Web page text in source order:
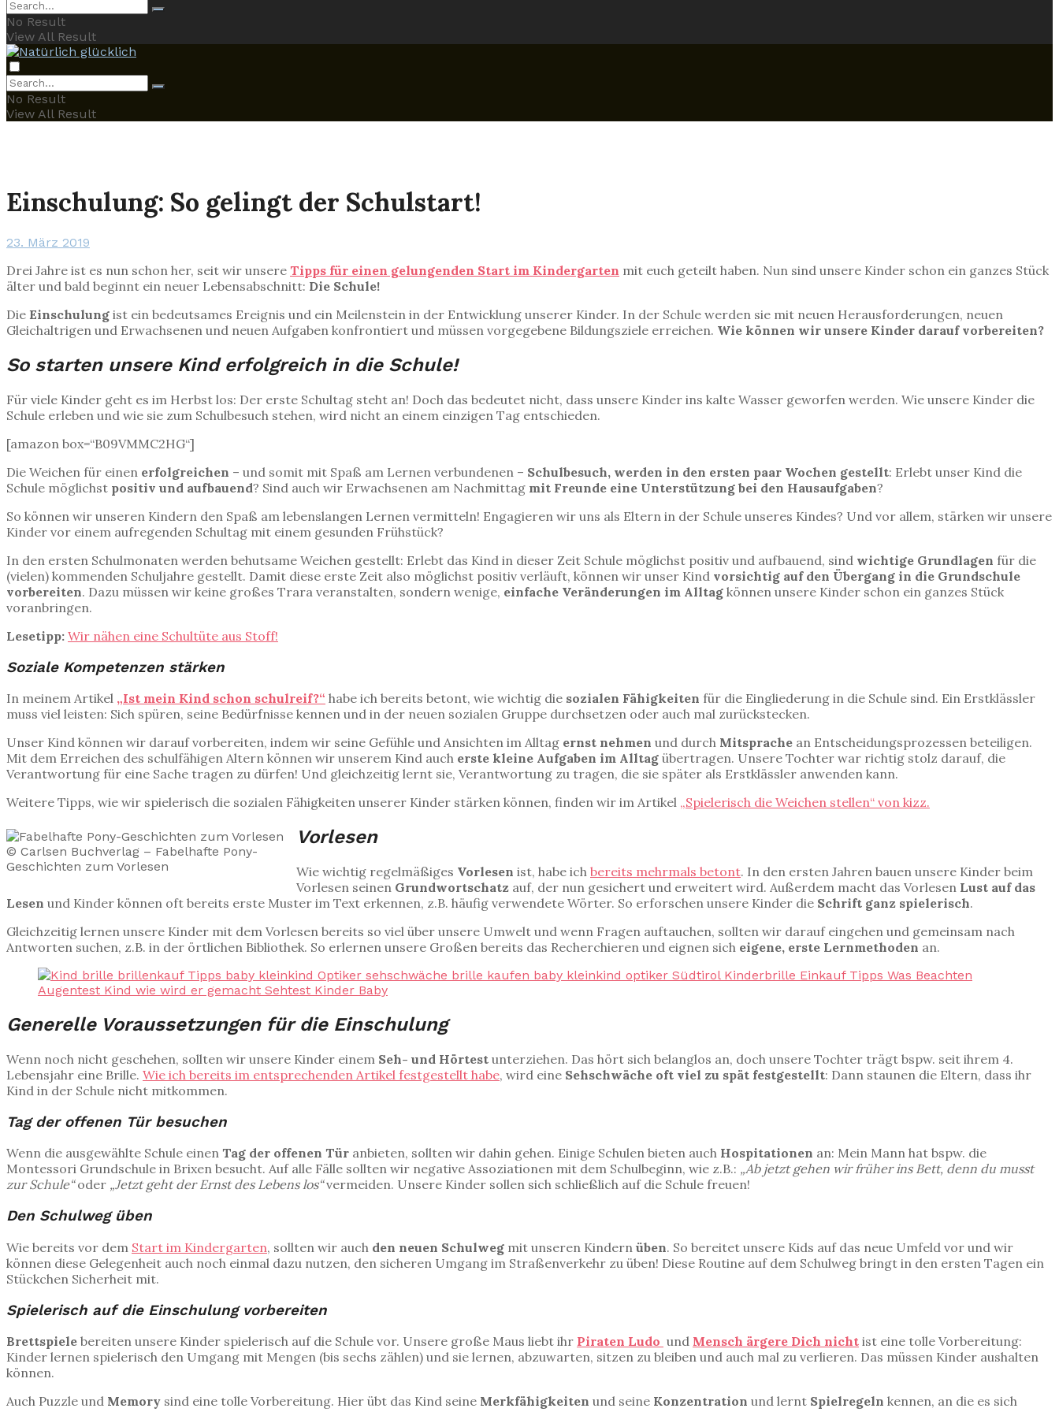
No Result
View All Result
No Result
View All Result
Einschulung: So gelingt der Schulstart!
23. März 2019
Drei Jahre ist es nun schon her, seit wir unsere Tipps für einen gelungenden Start im Kindergarten mit euch geteilt haben. Nun sind unsere Kinder schon ein ganzes Stück
älter und bald beginnt ein neuer Lebensabschnitt: Die Schule!
Die Einschulung ist ein bedeutsames Ereignis und ein Meilenstein in der Entwicklung unserer Kinder. In der Schule werden sie mit neuen Herausforderungen, neuen
Gleichaltrigen und Erwachsenen und neuen Aufgaben konfrontiert und müssen vorgegebene Bildungsziele erreichen. Wie können wir unsere Kinder darauf vorbereiten?
So starten unsere Kind erfolgreich in die Schule!
Für viele Kinder geht es im Herbst los: Der erste Schultag steht an! Doch das bedeutet nicht, dass unsere Kinder ins kalte Wasser geworfen werden. Wie unsere Kinder die
Schule erleben und wie sie zum Schulbesuch stehen, wird nicht an einem einzigen Tag entschieden.
[amazon box=“B09VMMC2HG“]
Die Weichen für einen erfolgreichen – und somit mit Spaß am Lernen verbundenen – Schulbesuch, werden in den ersten paar Wochen gestellt: Erlebt unser Kind die
Schule möglichst positiv und aufbauend? Sind auch wir Erwachsenen am Nachmittag mit Freunde eine Unterstützung bei den Hausaufgaben?
So können wir unseren Kindern den Spaß am lebenslangen Lernen vermitteln! Engagieren wir uns als Eltern in der Schule unseres Kindes? Und vor allem, stärken wir unsere
Kinder vor einem aufregenden Schultag mit einem gesunden Frühstück?
In den ersten Schulmonaten werden behutsame Weichen gestellt: Erlebt das Kind in dieser Zeit Schule möglichst positiv und aufbauend, sind wichtige Grundlagen für die
(vielen) kommenden Schuljahre gestellt. Damit diese erste Zeit also möglichst positiv verläuft, können wir unser Kind vorsichtig auf den Übergang in die Grundschule
vorbereiten. Dazu müssen wir keine großes Trara veranstalten, sondern wenige, einfache Veränderungen im Alltag können unsere Kinder schon ein ganzes Stück
voranbringen.
Lesetipp: Wir nähen eine Schultüte aus Stoff!
Soziale Kompetenzen stärken
In meinem Artikel „Ist mein Kind schon schulreif?“ habe ich bereits betont, wie wichtig die sozialen Fähigkeiten für die Eingliederung in die Schule sind. Ein Erstklässler
muss viel leisten: Sich spüren, seine Bedürfnisse kennen und in der neuen sozialen Gruppe durchsetzen oder auch mal zurückstecken.
Unser Kind können wir darauf vorbereiten, indem wir seine Gefühle und Ansichten im Alltag ernst nehmen und durch Mitsprache an Entscheidungsprozessen beteiligen.
Mit dem Erreichen des schulfähigen Altern können wir unserem Kind auch erste kleine Aufgaben im Alltag übertragen. Unsere Tochter war richtig stolz darauf, die
Verantwortung für eine Sache tragen zu dürfen! Und gleichzeitig lernt sie, Verantwortung zu tragen, die sie später als Erstklässler anwenden kann.
Weitere Tipps, wie wir spielerisch die sozialen Fähigkeiten unserer Kinder stärken können, finden wir im Artikel „Spielerisch die Weichen stellen“ von kizz.
© Carlsen Buchverlag – Fabelhafte Pony-
Geschichten zum Vorlesen
Vorlesen
Wie wichtig regelmäßiges Vorlesen ist, habe ich bereits mehrmals betont. In den ersten Jahren bauen unsere Kinder beim
Vorlesen seinen Grundwortschatz auf, der nun gesichert und erweitert wird. Außerdem macht das Vorlesen Lust auf das
Lesen und Kinder können oft bereits erste Muster im Text erkennen, z.B. häufig verwendete Wörter. So erforschen unsere Kinder die Schrift ganz spielerisch.
Gleichzeitig lernen unsere Kinder mit dem Vorlesen bereits so viel über unsere Umwelt und wenn Fragen auftauchen, sollten wir darauf eingehen und gemeinsam nach
Antworten suchen, z.B. in der örtlichen Bibliothek. So erlernen unsere Großen bereits das Recherchieren und eignen sich eigene, erste Lernmethoden an.
Generelle Voraussetzungen für die Einschulung
Wenn noch nicht geschehen, sollten wir unsere Kinder einem Seh- und Hörtest unterziehen. Das hört sich belanglos an, doch unsere Tochter trägt bspw. seit ihrem 4.
Lebensjahr eine Brille. Wie ich bereits im entsprechenden Artikel festgestellt habe, wird eine Sehschwäche oft viel zu spät festgestellt: Dann staunen die Eltern, dass ihr
Kind in der Schule nicht mitkommen.
Tag der offenen Tür besuchen
Wenn die ausgewählte Schule einen Tag der offenen Tür anbieten, sollten wir dahin gehen. Einige Schulen bieten auch Hospitationen an: Mein Mann hat bspw. die
Montessori Grundschule in Brixen besucht. Auf alle Fälle sollten wir negative Assoziationen mit dem Schulbeginn, wie z.B.: „Ab jetzt gehen wir früher ins Bett, denn du musst
zur Schule“oder „Jetzt geht der Ernst des Lebens los“vermeiden. Unsere Kinder sollen sich schließlich auf die Schule freuen!
Den Schulweg üben
Wie bereits vor dem Start im Kindergarten, sollten wir auch den neuen Schulweg mit unseren Kindern üben. So bereitet unsere Kids auf das neue Umfeld vor und wir
können diese Gelegenheit auch noch einmal dazu nutzen, den sicheren Umgang im Straßenverkehr zu üben! Diese Routine auf dem Schulweg bringt in den ersten Tagen ein
Stückchen Sicherheit mit.
Spielerisch auf die Einschulung vorbereiten
Brettspiele bereiten unsere Kinder spielerisch auf die Schule vor. Unsere große Maus liebt ihr Piraten Ludo und Mensch ärgere Dich nicht ist eine tolle Vorbereitung:
Kinder lernen spielerisch den Umgang mit Mengen (bis sechs zählen) und sie lernen, abzuwarten, sitzen zu bleiben und auch mal zu verlieren. Das müssen Kinder aushalten
können.
Auch Puzzle und Memory sind eine tolle Vorbereitung. Hier übt das Kind seine Merkfähigkeiten und seine Konzentration und lernt Spielregeln kennen, an die es sich